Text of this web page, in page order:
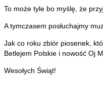
To może tyle bo myślę, że
A tymczasem posłuchajmy
Jak co roku zbiór piosenek,
Betlejem Polskie i nowość Oj
Wesołych Świąt!